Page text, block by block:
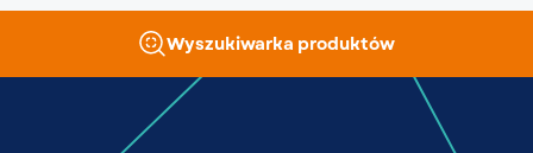
Wyszukiwarka produktów